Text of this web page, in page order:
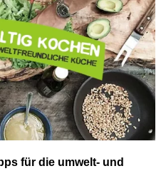
für die umwelt- und